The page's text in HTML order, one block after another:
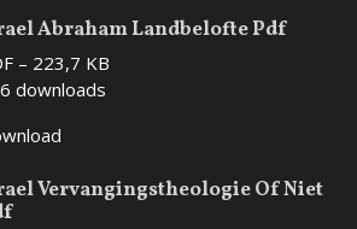
Abraham Landbelofte Pdf
– 223,7 KB
downloads
Vervangingstheologie Of Niet